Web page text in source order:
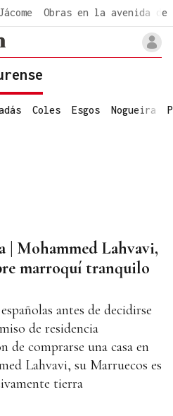
Obras en la avenida de
Coles Esgos Nogueira
| Mohammed Lahvavi,
marroquí tranquilo
antes de decidirse
de residencia
de comprarse una casa en
Lahvavi, su Marruecos es
tierra